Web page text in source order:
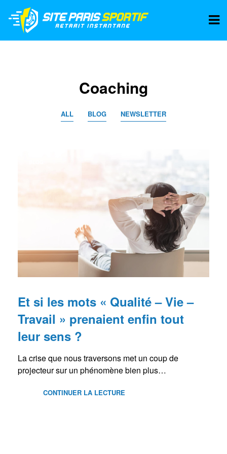
Coaching
ALL BLOG NEWSLETTER
Et si les mots « Qualité – Vie –
Travail » prenaient enfin tout
leur sens ?
La crise que nous traversons met un coup de
projecteur sur un phénomène bien plus…
CONTINUER LA LECTURE